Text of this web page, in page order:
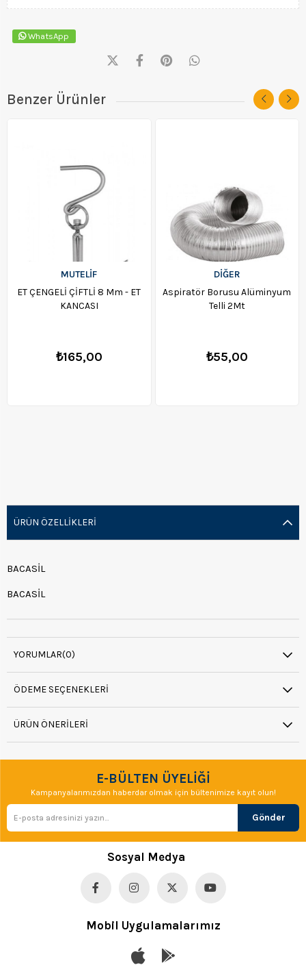
WhatsApp
Benzer Ürünler
MUTELİF
ET ÇENGELİ ÇİFTLİ 8 Mm - ET
KANCASI
₺165,00
DİĞER
Aspiratör Borusu Alüminyum
Telli 2Mt
₺55,00
ÜRÜN ÖZELLIKLERI
BACASİL
BACASİL
YORUMLAR(0)
ÖDEME SEÇENEKLERI
ÜRÜN ÖNERILERI
E-BÜLTEN ÜYELİĞİ
Kampanyalarımızdan haberdar olmak için bültenimize kayıt olun!
Gönder
Sosyal Medya
Mobil Uygulamalarımız